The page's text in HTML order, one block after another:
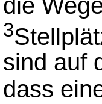
die
3
sind auf
dass